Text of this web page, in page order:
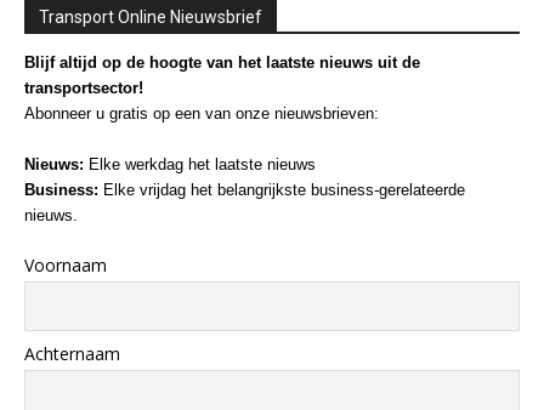
Transport Online Nieuwsbrief
Blijf altijd op de hoogte van het laatste nieuws uit de
transportsector!
Abonneer u gratis op een van onze nieuwsbrieven:
Nieuws: Elke werkdag het laatste nieuws
Business: Elke vrijdag het belangrijkste business-gerelateerde
nieuws.
Voornaam
Achternaam